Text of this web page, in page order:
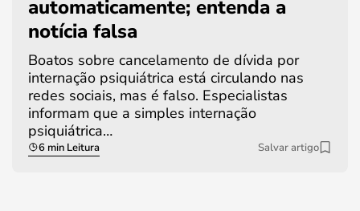
automaticamente; entenda a
notícia falsa
Boatos sobre cancelamento de dívida por
internação psiquiátrica está circulando nas
redes sociais, mas é falso. Especialistas
informam que a simples internação
psiquiátrica…
6 min Leitura Salvar artigo